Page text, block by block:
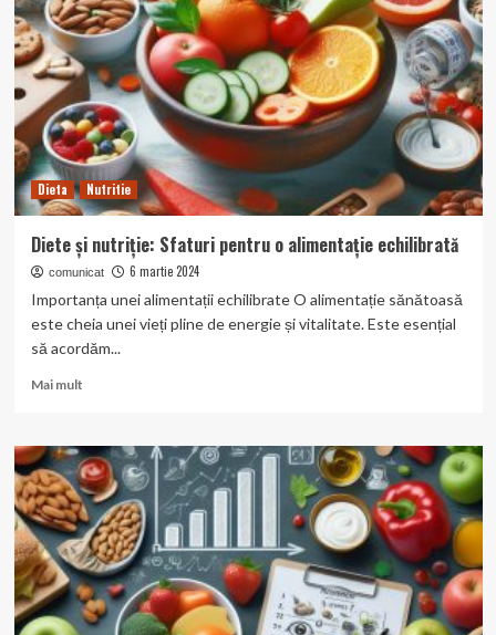
naturale
pentru
o
viață
mai
sănătoasă
Dieta Nutritie
Diete și nutriție: Sfaturi pentru o alimentație echilibrată
comunicat 6 martie 2024
Importanța unei alimentații echilibrate O alimentație sănătoasă
este cheia unei vieți pline de energie și vitalitate. Este esențial
să acordăm...
Mai multRead
Diete
și
nutriție:
Sfaturi
pentru
o
alimentație
echilibrată